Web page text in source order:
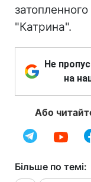
"Катрина".
Не
на
Або
Більше по темі: